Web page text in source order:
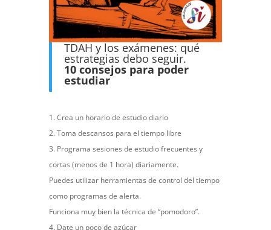
TDAH y los exámenes: qué
estrategias debo seguir.
10 consejos para poder
estudiar
Crea un horario de estudio diario
Toma descansos para el tiempo libre
Programa sesiones de estudio frecuentes y
cortas (menos de 1 hora) diariamente.
Puedes utilizar herramientas de control del tiempo
como programas de alerta.
Funciona muy bien la técnica de “pomodoro”.
Date un poco de azúcar